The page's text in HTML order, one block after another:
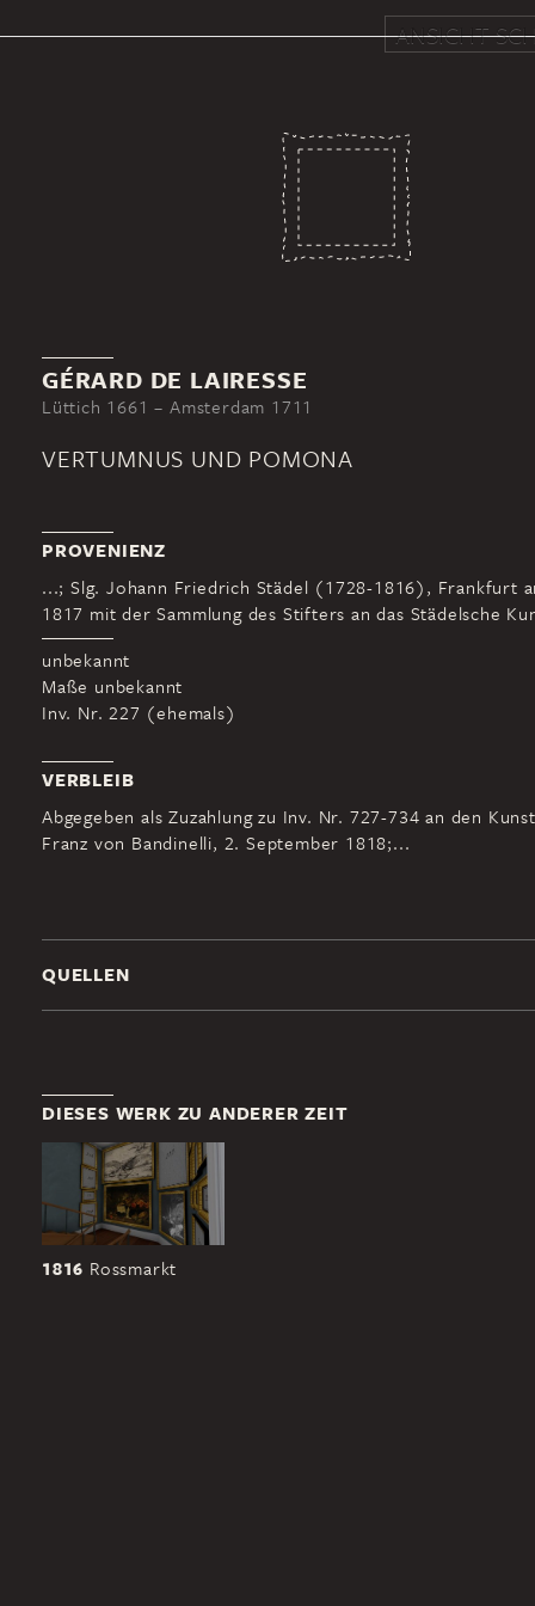
ANSICHT
GÉRARD DE LAIRESSE
Lüttich 1661 – Amsterdam 1711
VERTUMNUS UND POMONA
PROVENIENZ
...; Slg. Johann Friedrich Städel (1728-1816), Frankfurt
1817 mit der Sammlung des Stifters an das Städelsche
unbekannt
Maße unbekannt
Inv. Nr. 227 (ehemals)
VERBLEIB
Abgegeben als Zuzahlung zu Inv. Nr. 727-734 an den
Franz von Bandinelli, 2. September 1818;...
QUELLEN
DIESES WERK ZU ANDERER ZEIT
1816 Rossmarkt